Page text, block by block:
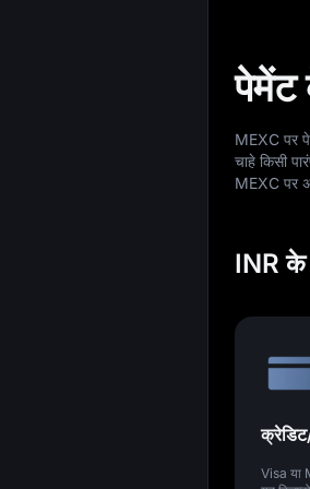
पेमेंट
MEXC पर
चाहे किसी
MEXC पर
INR के
Visa या